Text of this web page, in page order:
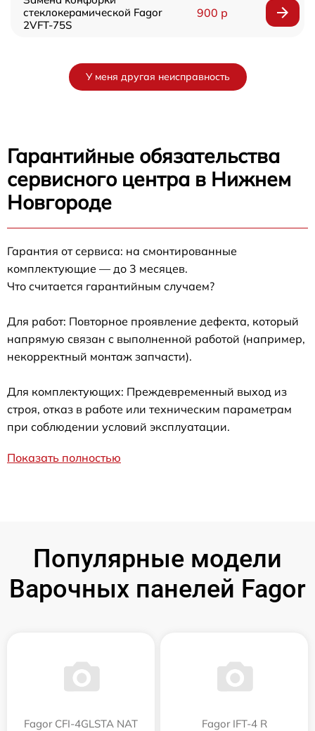
стеклокерамической Fagor
2VFT-75S
900 р
У меня другая неисправность
Гарантийные обязательства
сервисного центра в Нижнем
Новгороде
Гарантия от сервиса: на смонтированные
комплектующие — до 3 месяцев.
Что считается гарантийным случаем?
Для работ: Повторное проявление дефекта, который
напрямую связан с выполненной работой (например,
некорректный монтаж запчасти).
Для комплектующих: Преждевременный выход из
строя, отказ в работе или техническим параметрам
при соблюдении условий эксплуатации.
Показать полностью
Популярные модели
Варочных панелей Fagor
Fagor CFI-4GLSTA NAT Fagor IFT-4 R